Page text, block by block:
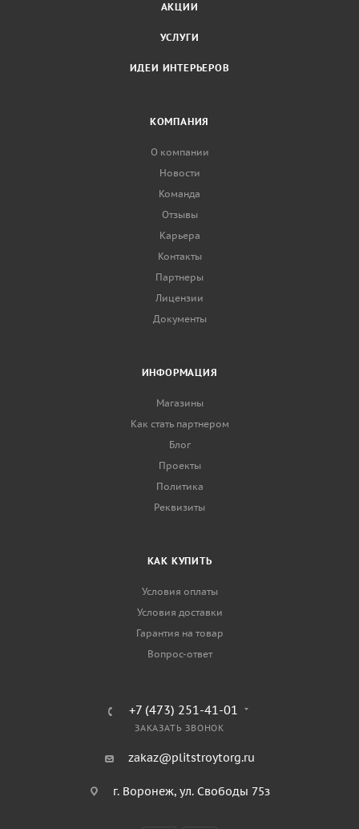
АКЦИИ
УСЛУГИ
ИДЕИ ИНТЕРЬЕРОВ
КОМПАНИЯ
О компании
Новости
Команда
Отзывы
Карьера
Контакты
Партнеры
Лицензии
Документы
ИНФОРМАЦИЯ
Магазины
Как стать партнером
Блог
Проекты
Политика
Реквизиты
КАК КУПИТЬ
Условия оплаты
Условия доставки
Гарантия на товар
Вопрос-ответ
+7 (473) 251-41-01
ЗАКАЗАТЬ ЗВОНОК
zakaz@plitstroytorg.ru
г. Воронеж, ул. Свободы 75з